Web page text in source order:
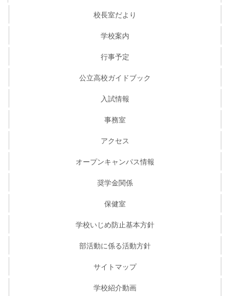
校長室だより
学校案内
行事予定
公立高校ガイドブック
入試情報
事務室
アクセス
オープンキャンパス情報
奨学金関係
保健室
学校いじめ防止基本方針
部活動に係る活動方針
サイトマップ
学校紹介動画